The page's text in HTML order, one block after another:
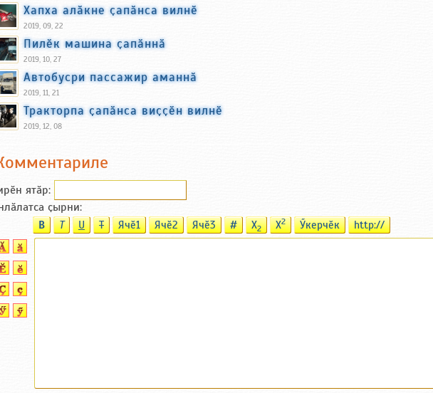
Хапха алӑкне ҫапӑнса вилнӗ
2019, 09, 22
Пилӗк машина ҫапӑннӑ
2019, 10, 27
Автобусри пассажир аманнӑ
2019, 11, 21
Тракторпа ҫапӑнса виҫҫӗн вилнӗ
2019, 12, 08
ятӑp:
ҫырни:
B T U T Ячӗ1 Ячӗ2 Ячӗ3 # X2 X2 Ӳкерчӗк http://